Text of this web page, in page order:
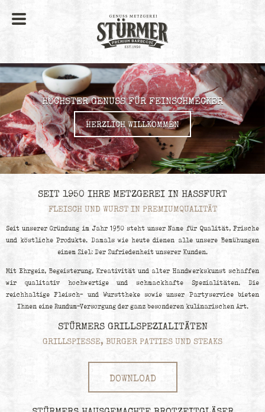
HÖCHSTER GENUSS FÜR FEINSCHMECKER
HERZLICH WILLKOMMEN
SEIT 1950 IHRE METZGEREI IN HASSFURT
FLEISCH UND WURST IN PREMIUMQUALITÄT
Seit unserer Gründung im Jahr 1950 steht unser Name für Qualität, Frische
und köstliche Produkte. Damals wie heute dienen alle unsere Bemühungen
einem Ziel: Der Zufriedenheit unserer Kunden.
Mit Ehrgeiz, Begeisterung, Kreativität und alter Handwerkskunst schaffen
wir qualitativ hochwertige und schmackhafte Spezialitäten. Die
reichhaltige Fleisch- und Wursttheke sowie unser Partyservice bieten
Ihnen eine Rundum-Versorgung der ganz besonderen kulinarischen Art.
STÜRMERS GRILLSPEZIALITÄTEN
GRILLSPIESSE, BURGER PATTIES UND STEAKS
DOWNLOAD